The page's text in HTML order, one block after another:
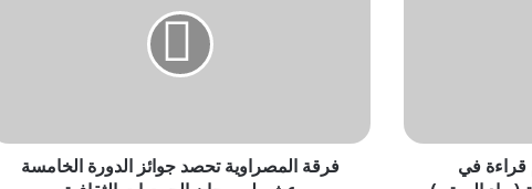
قراءة في
فرقة المصراوية تحصد جوائز الدورة الخامسة